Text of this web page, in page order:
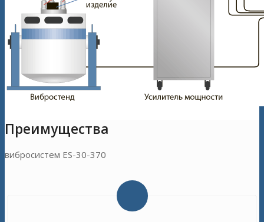
Преимущества
вибросистем ES-30-370